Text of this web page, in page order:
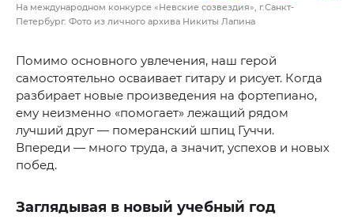
На международном конкурсе «Невские созвездия», г.Санкт-
Петербург. Фото из личного архива Никиты Лапина
Помимо основного увлечения, наш герой
самостоятельно осваивает гитару и рисует. Когда
разбирает новые произведения на фортепиано,
ему неизменно «помогает» лежащий рядом
лучший друг — померанский шпиц Гуччи.
Впереди — много труда, а значит, успехов и новых
побед.
Заглядывая в новый учебный год